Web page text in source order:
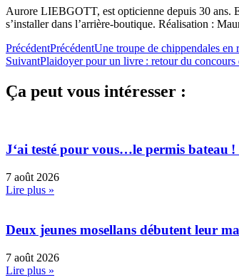
Aurore LIEBGOTT, est opticienne depuis 30 ans.
s’installer dans l’arrière-boutique. Réalisation :
PrécédentPrécédentUne troupe de chippendales en
SuivantPlaidoyer pour un livre : retour du concours
Ça peut vous intéresser :
J‘ai testé pour vous…le permis bateau !
7 août 2026
Lire plus »
Deux jeunes mosellans débutent leur
7 août 2026
Lire plus »